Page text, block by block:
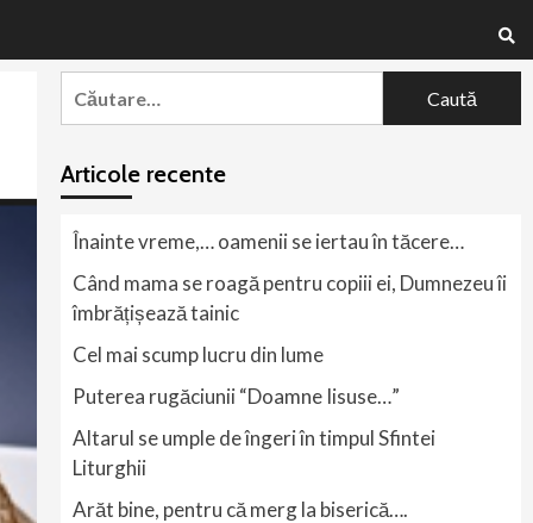
după:
Articole recente
Înainte vreme,… oamenii se iertau în tăcere…
Când mama se roagă pentru copiii ei, Dumnezeu îi
îmbrățișează tainic
Cel mai scump lucru din lume
Puterea rugăciunii “Doamne Iisuse…”
Altarul se umple de îngeri în timpul Sfintei
Liturghii
Arăt bine, pentru că merg la biserică….